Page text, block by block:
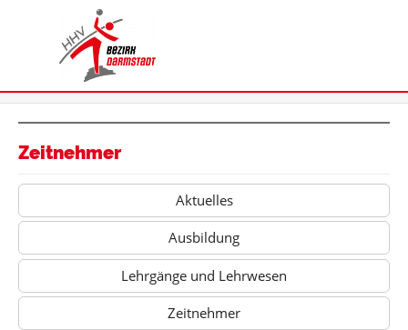
Zeitnehmer
Aktuelles
Ausbildung
Lehrgänge und Lehrwesen
Zeitnehmer